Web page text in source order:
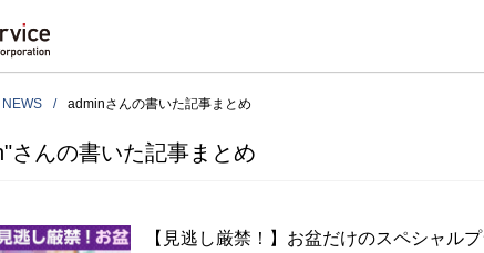
NEWS adminさんの書いた記事まとめ
さんの書いた記事まとめ
【見逃し厳禁！】お盆だけのスペシャル